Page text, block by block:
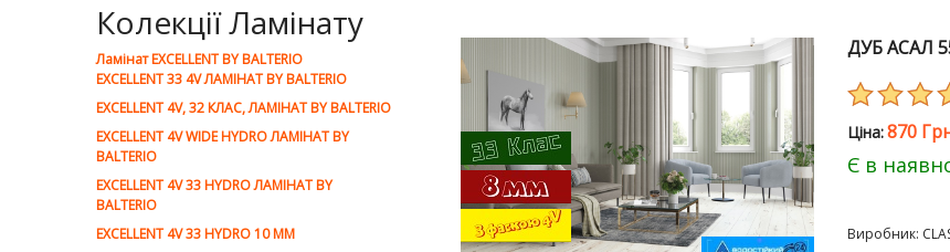
Колекції Ламінату
Ламiнат EXCELLENT BY BALTERIO
EXCELLENT 33 4V ЛАМІНАТ BY BALTERIO
EXCELLENT 4V, 32 КЛАС, ЛАМІНАТ BY BALTERIO
EXCELLENT 4V WIDE HYDRO ЛАМІНАТ BY
BALTERIO
EXCELLENT 4V 33 HYDRO ЛАМІНАТ BY
BALTERIO
EXCELLENT 4V 33 HYDRO 10 ММ
ДУБ АСАЛ
Цiна:870
Є в
Виробник: